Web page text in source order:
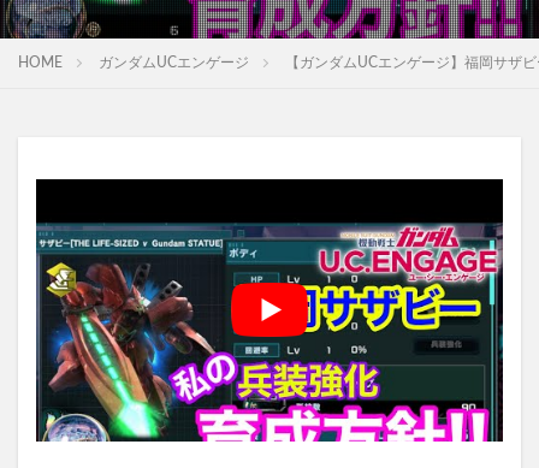
HOME ガンダムUCエンゲージ 【ガンダムUCエンゲージ】福岡サザ